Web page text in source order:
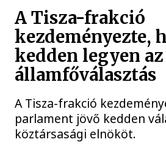
A Tisza-frakció
kezdeményezte,
kedden legyen az
államfőválasztás
A Tisza-frakció
parlament jövő kedden
köztársasági elnököt.